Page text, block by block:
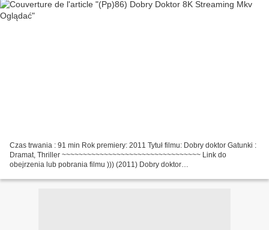
Czas trwania : 91 min Rok premiery: 2011 Tytuł filmu: Dobry doktor Gatunki :
Dramat, Thriller ~~~~~~~~~~~~~~~~~~~~~~~~~~~~~~~~~ Link do
obejrzenia lub pobrania filmu ))) (2011) Dobry doktor
USA...